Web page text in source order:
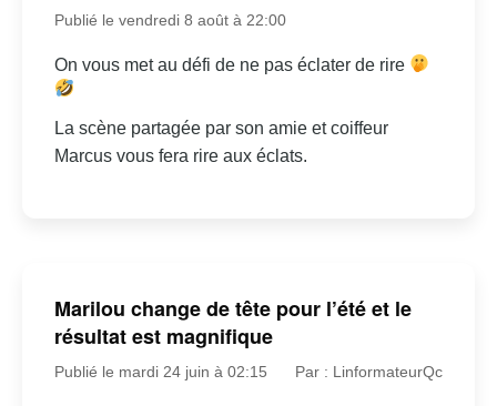
Publié le vendredi 8 août à 22:00
On vous met au défi de ne pas éclater de rire
La scène partagée par son amie et coiffeur
Marcus vous fera rire aux éclats.
Marilou change de tête pour l’été et le
résultat est magnifique
Publié le mardi 24 juin à 02:15 Par : LinformateurQc